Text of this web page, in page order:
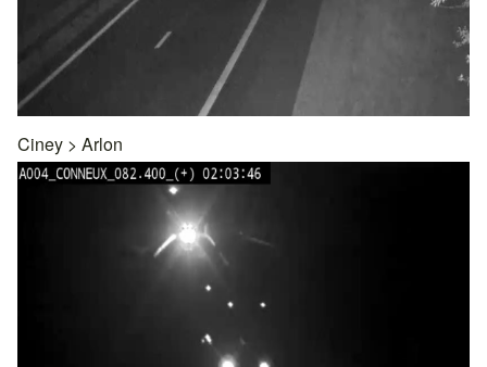
Ciney > Arlon